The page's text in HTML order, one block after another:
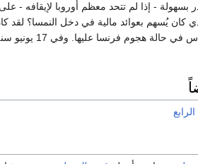
بسهولة - إذا لم تتحد معظم أوروبا لإيقافه - على
كان يُسهم بعوائد مالية في دخل النمسا؟ لقد